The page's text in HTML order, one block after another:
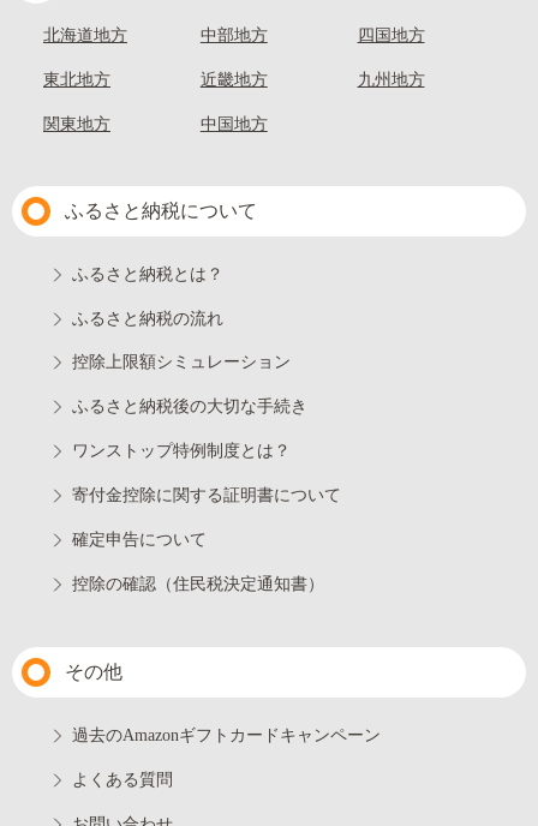
北海道地方
東北地方
関東地方
中部地方
近畿地方
中国地方
四国地方
九州地方
ふるさと納税について
ふるさと納税とは？
ふるさと納税の流れ
控除上限額シミュレーション
ふるさと納税後の大切な手続き
ワンストップ特例制度とは？
寄付金控除に関する証明書について
確定申告について
控除の確認（住民税決定通知書）
その他
過去のAmazonギフトカードキャンペーン
よくある質問